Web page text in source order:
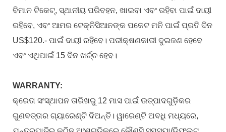
ବିମାନ ଟିକେଟ୍, ସ୍ଥାନୀୟ ପରିବହନ, ଖାଇବା ଏବଂ ରହିବା ପାଇଁ ଦାୟୀ
ରହିବେ, ଏବଂ ଆମର ଟେକ୍ନିସିଆନଙ୍କ ପକେଟ ମନି ପାଇଁ ପ୍ରତି ଦିନ
US$120.- ପାଇଁ ଦାୟୀ ରହିବେ। ପରୀକ୍ଷଣକାରୀ ଦୁଇଜଣ ହେବେ
ଏବଂ ଏଥିପାଇଁ 15 ଦିନ ଖର୍ଚ୍ଚ ହେବ।
WARRANTY:
କ୍ରେତା ସଂସ୍ଥାପନ ତାରିଖରୁ 12 ମାସ ପାଇଁ ଉତ୍ପାଦଗୁଡ଼ିକର
ଗୁଣବତ୍ତାର ଗ୍ୟାରେଣ୍ଟି ଦିଅନ୍ତି। ୱାରେଣ୍ଟି ଅବଧି ମଧ୍ୟରେ,